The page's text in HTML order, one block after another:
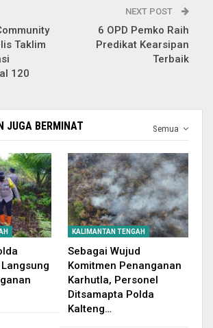
Taklim
120
NEXT POST
6 OPD Pemko Raih
Predikat Kearsipan
Terbaik
Semua
JUGA BERMINAT
KALIMANTAN TENGAH
Sebagai Wujud
Komitmen Penanganan
Karhutla, Personel
Ditsamapta Polda
Kalteng…